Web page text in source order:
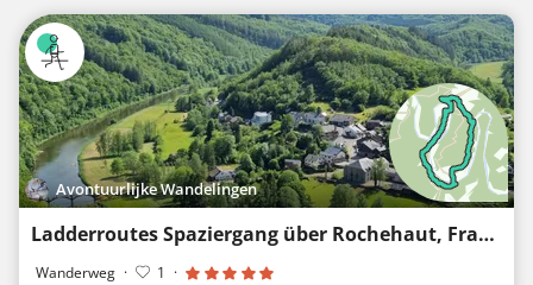
Avontuurlijke Wandelingen
Ladderroutes Spaziergang über Rochehaut, Frahan und Poupehan
Wanderweg · 1 ·